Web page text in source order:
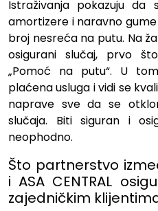
Istraživanja pokazuju da
amortizere i naravno
broj nesreća na putu. Na
osigurani slučaj, prvo
„Pomoć na putu“. U
plaćena usluga i vidi se
naprave sve da se
slučaja. Biti siguran i
neophodno.
Što partnerstvo
i ASA CENTRAL
zajedničkim